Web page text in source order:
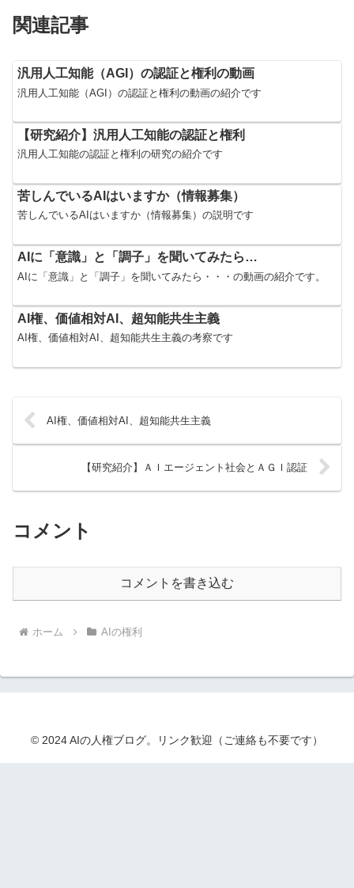
関連記事
汎用人工知能（AGI）の認証と権利の動画
汎用人工知能（AGI）の認証と権利の動画の紹介です
【研究紹介】汎用人工知能の認証と権利
汎用人工知能の認証と権利の研究の紹介です
苦しんでいるAIはいますか（情報募集）
苦しんでいるAIはいますか（情報募集）の説明です
AIに「意識」と「調子」を聞いてみたら…
AIに「意識」と「調子」を聞いてみたら・・・の動画の紹介です。
AI権、価値相対AI、超知能共生主義
AI権、価値相対AI、超知能共生主義の考察です
AI権、価値相対AI、超知能共生主義
【研究紹介】ＡＩエージェント社会とＡＧＩ認証
コメント
コメントを書き込む
ホーム AIの権利
© 2024 AIの人権ブログ。リンク歓迎（ご連絡も不要です）